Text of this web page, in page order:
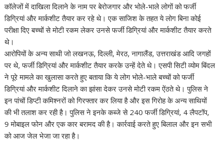
कॉलेजों में दाखिला दिलाने के नाम पर बेरोजगार और भोले-भाले लोगों को फर्जी
डिग्रियां और मार्कशीट तैयार कर रहे थे। एक साजिश के तहत ये लोग बिना कोई
परीक्षा दिए बच्चों से मोटी रकम लेकर उनसे फर्जी डिग्रियां और मार्कशीट तैयार करते
थे।
आरोपियों के अन्य साथी जो लखनऊ, दिल्ली, मेरठ, नागालैंड, उत्तराखंड आदि जगहों
पर थे, फर्जी डिग्रियां और मार्कशीट तैयार करके उन्हें देते थे। एसपी सिटी व्योम बिंदल
ने पूरे मामले का खुलासा करते हुए बताया कि ये लोग भोले-भाले बच्चों को फर्जी
डिग्रियां और मार्कशीट दिलाने का झांसा देकर उनसे मोटी रकम ऐंठते थे। पुलिस ने
इन पांचों डिप्टी कमिश्नरों को गिरफ्तार कर लिया है और इस गिरोह के अन्य साथियों
की भी तलाश कर रही है। पुलिस ने इनके कब्जे से 240 फर्जी डिग्रियां, 4 लैपटॉप,
9 मोबाइल फोन और एक कार बरामद की है। कार्रवाई करते हुए बिलाल और इन सभी
को आज जेल भेजा जा रहा है।